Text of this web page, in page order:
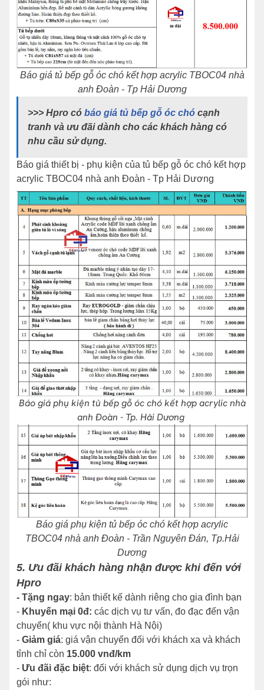
Báo giá tủ bếp gỗ óc chó kết hợp acrylic TBOC04 nhà
anh Đoàn - Tp Hải Dương
>>> Hpro có báo giá tủ bếp gỗ óc chó cạnh
tranh và ưu đãi dành cho các khách hàng có
nhu cầu sử dụng.
Báo giá thiết bị - phụ kiện của tủ bếp gỗ óc chó kết hợp
acrylic TBOC04 nhà anh Đoàn - Tp Hải Dương
Báo giá phụ kiện tủ bếp gỗ óc chó kết hợp acrylic nhà
anh Đoàn - Tp. Hải Dương
Báo giá phụ kiện tủ bếp óc chó kết hợp acrylic
TBOC04 nhà anh Đoàn - Trần Nguyên Đán, Tp.Hải
Dương
5. Ưu đãi khách hàng nhận được khi đến với
Hpro
- Tặng ngay: bản thiết kế dành riêng cho gia đình bạn
- Khuyến mại 0đ: các dịch vụ tư vấn, đo đạc đến vận
chuyển( khu vực nội thành Hà Nội)
- Giảm giá: giá vận chuyển đối với khách xa và khách
tỉnh chỉ còn 15.000 vnđ/km
- Ưu đãi đặc biệt: đối với khách sử dụng dịch vụ trọn
gói như: